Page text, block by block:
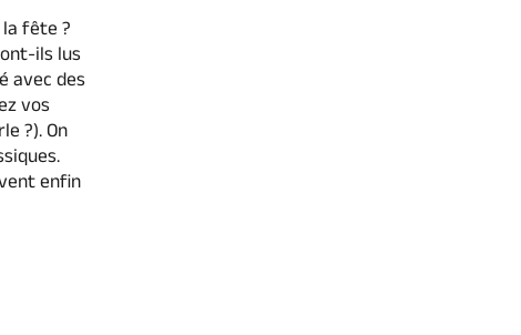
fête ?
ils lus
avec des
vos
?). On
enfin